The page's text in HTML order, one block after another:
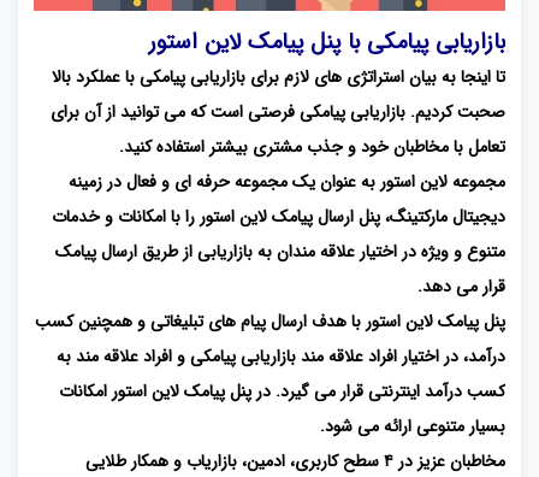
بازاریابی پیامکی با پنل پیامک لاین استور
تا اینجا به بیان استراتژی های لازم برای بازاریابی پیامکی با عملکرد بالا
صحبت کردیم. بازاریابی پیامکی فرصتی است که می توانید از آن برای
تعامل با مخاطبان خود و جذب مشتری بیشتر استفاده کنید.
مجموعه لاین استور به عنوان یک مجموعه حرفه ای و فعال در زمینه
دیجیتال مارکتینگ، پنل ارسال پیامک لاین استور را با امکانات و خدمات
متنوع و ویژه در اختیار علاقه مندان به بازاریابی از طریق ارسال پیامک
قرار می دهد.
پنل پیامک لاین استور با هدف ارسال پیام‌ های تبلیغاتی و همچنین کسب
درآمد، در اختیار افراد علاقه ‌مند بازاریابی پیامکی و افراد علاقه مند به
کسب ‌درآمد اینترنتی قرار می گیرد. در پنل پیامک لاین استور امکانات
بسیار متنوعی ارائه می شود.
مخاطبان عزیز در ۴ سطح کاربری، ادمین، بازاریاب و همکار طلایی